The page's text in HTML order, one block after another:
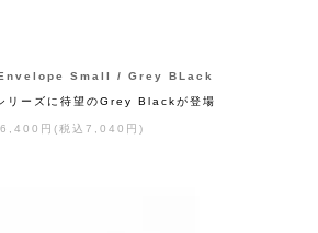
Small / Grey BLack
ーズに待望のGrey Blackが登場
6,400円(税込7,040円)